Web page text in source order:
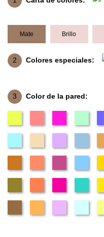
Mate Brillo
2 Colores especiales:
3 Color de la pared: